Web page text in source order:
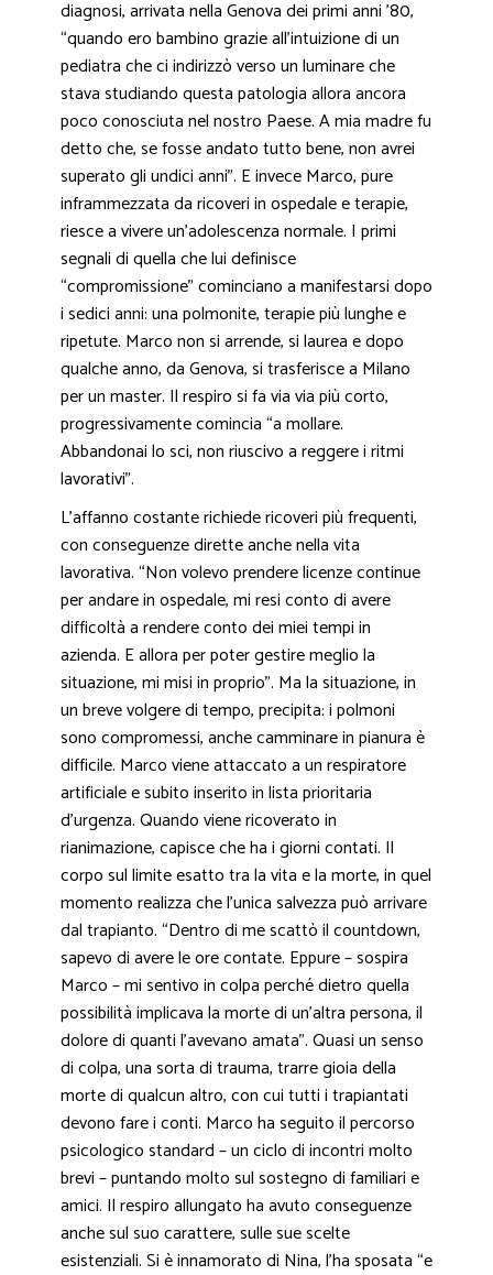
diagnosi, arrivata nella Genova dei primi anni ’80,
“quando ero bambino grazie all’intuizione di un
pediatra che ci indirizzò verso un luminare che
stava studiando questa patologia allora ancora
poco conosciuta nel nostro Paese. A mia madre fu
detto che, se fosse andato tutto bene, non avrei
superato gli undici anni”. E invece Marco, pure
inframmezzata da ricoveri in ospedale e terapie,
riesce a vivere un’adolescenza normale. I primi
segnali di quella che lui definisce
“compromissione” cominciano a manifestarsi dopo
i sedici anni: una polmonite, terapie più lunghe e
ripetute. Marco non si arrende, si laurea e dopo
qualche anno, da Genova, si trasferisce a Milano
per un master. Il respiro si fa via via più corto,
progressivamente comincia “a mollare.
Abbandonai lo sci, non riuscivo a reggere i ritmi
lavorativi”.
L’affanno costante richiede ricoveri più frequenti,
con conseguenze dirette anche nella vita
lavorativa. “Non volevo prendere licenze continue
per andare in ospedale, mi resi conto di avere
difficoltà a rendere conto dei miei tempi in
azienda. E allora per poter gestire meglio la
situazione, mi misi in proprio”. Ma la situazione, in
un breve volgere di tempo, precipita: i polmoni
sono compromessi, anche camminare in pianura è
difficile. Marco viene attaccato a un respiratore
artificiale e subito inserito in lista prioritaria
d’urgenza. Quando viene ricoverato in
rianimazione, capisce che ha i giorni contati. Il
corpo sul limite esatto tra la vita e la morte, in quel
momento realizza che l’unica salvezza può arrivare
dal trapianto. “Dentro di me scattò il countdown,
sapevo di avere le ore contate. Eppure – sospira
Marco – mi sentivo in colpa perché dietro quella
possibilità implicava la morte di un’altra persona, il
dolore di quanti l’avevano amata”. Quasi un senso
di colpa, una sorta di trauma, trarre gioia della
morte di qualcun altro, con cui tutti i trapiantati
devono fare i conti. Marco ha seguito il percorso
psicologico standard – un ciclo di incontri molto
brevi – puntando molto sul sostegno di familiari e
amici. Il respiro allungato ha avuto conseguenze
anche sul suo carattere, sulle sue scelte
esistenziali. Si è innamorato di Nina, l’ha sposata “e